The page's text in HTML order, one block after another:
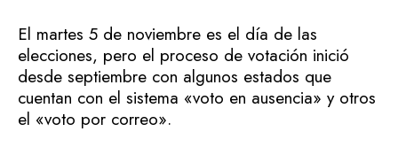
El martes 5 de noviembre es el día de las
elecciones, pero el proceso de votación inició
desde septiembre con algunos estados que
cuentan con el sistema «voto en ausencia» y otros
el «voto por correo».